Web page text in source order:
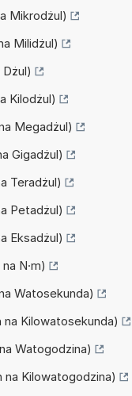
Mikrodżul)
Milidżul)
Kilodżul)
Megadżul)
Gigadżul)
Teradżul)
Petadżul)
Eksadżul)
N·m)
Watosekunda)
Kilowatosekunda)
Watogodzina)
na Kilowatogodzina)